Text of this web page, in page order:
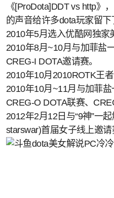
《[ProDota]DDT vs http》
的声音给许多dota玩家留下
2010年5月选入优酷网独家
2010年8月~10月与加菲盐
CREG-I DOTA邀请赛。
2010年10月2010ROTK王
2010年10月~11月与加菲
CREG-O DOTA联赛、
2012年2月12日与“9神”一
starswar)首届女子线上邀请